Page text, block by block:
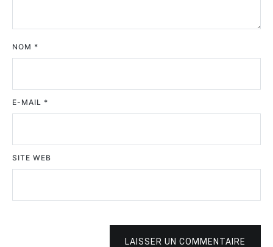
NOM *
E-MAIL *
SITE WEB
LAISSER UN COMMENTAIRE